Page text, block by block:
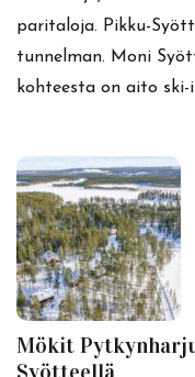
paritaloja. Pikku-
tunnelman. Moni
kohteesta on aito ski-
Mökit